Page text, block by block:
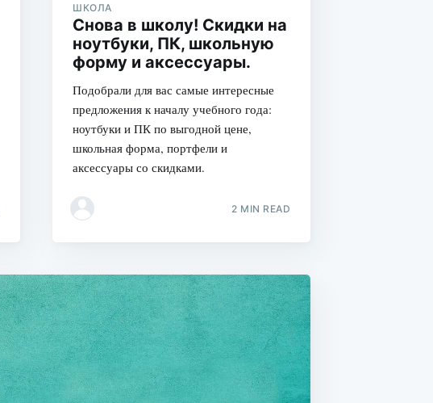
ШКОЛА
Снова в школу! Скидки на
ноутбуки, ПК, школьную
форму и аксессуары.
Подобрали для вас самые интересные
предложения к началу учебного года:
ноутбуки и ПК по выгодной цене,
школьная форма, портфели и
аксессуары со скидками.
2 MIN READ